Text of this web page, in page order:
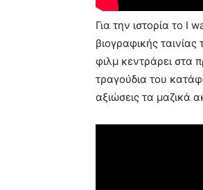
Για την ιστορία το I
βιογραφικής
φιλμ κεντράρει στα
τραγούδια του
αξιώσεις τα μαζικά